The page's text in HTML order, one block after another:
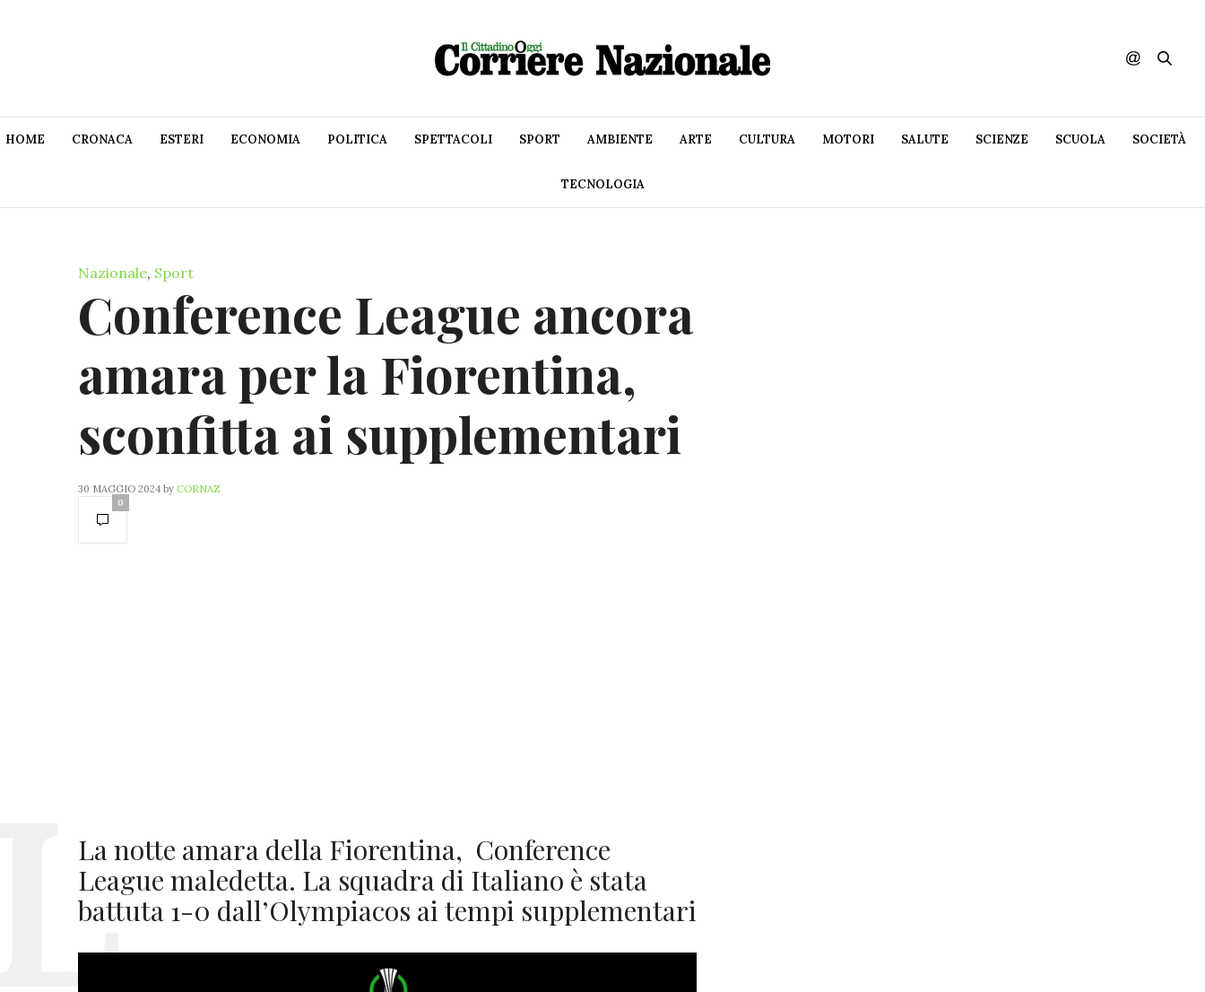
HOME CRONACA ESTERI ECONOMIA POLITICA SPETTACOLI SPORT AMBIENTE ARTE CULTURA MOTORI SALUTE SCIENZE SCUOLA SOCIETÀ
TECNOLOGIA
Nazionale, Sport
Conference League ancora
amara per la Fiorentina,
sconfitta ai supplementari
30 MAGGIO 2024 by CORNAZ
0
La notte amara della Fiorentina, Conference
League maledetta. La squadra di Italiano è stata
battuta 1-0 dall’Olympiacos ai tempi supplementari